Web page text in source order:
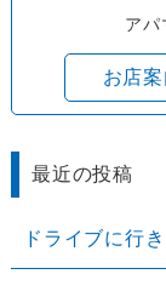
アパ
お店
最近の投稿
ドライブに行